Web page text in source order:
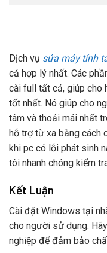
Dịch vụ sửa máy tính
cả hợp lý nhất. Các
cài full tất cả, giúp cho
tốt nhất. Nó giúp cho
tâm và thoải mái nhất
hỗ trợ từ xa bằng cách
khi pc có lỗi phát sinh
tôi nhanh chóng kiểm
Kết Luận
Cài đặt Windows tại
cho người sử dụng.
nghiệp để đảm bảo